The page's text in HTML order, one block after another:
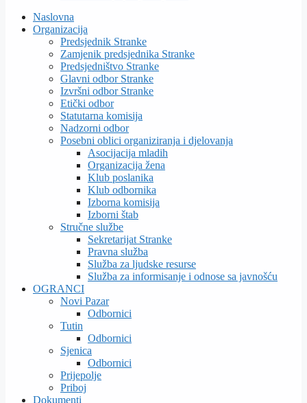
Naslovna
Organizacija
Predsjednik Stranke
Zamjenik predsjednika Stranke
Predsjedništvo Stranke
Glavni odbor Stranke
Izvršni odbor Stranke
Etički odbor
Statutarna komisija
Nadzorni odbor
Posebni oblici organiziranja i djelovanja
Asocijacija mladih
Organizacija žena
Klub poslanika
Klub odbornika
Izborna komisija
Izborni štab
Stručne službe
Sekretarijat Stranke
Pravna služba
Služba za ljudske resurse
Služba za informisanje i odnose sa javnošću
OGRANCI
Novi Pazar
Odbornici
Tutin
Odbornici
Sjenica
Odbornici
Prijepolje
Priboj
Dokumenti